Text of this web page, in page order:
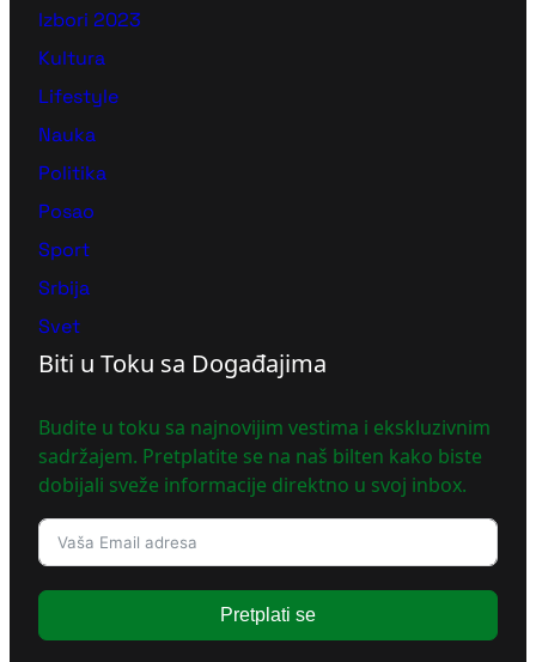
Izbori 2023
Kultura
Lifestyle
Nauka
Politika
Posao
Sport
Srbija
Svet
Biti u Toku sa Događajima
Budite u toku sa najnovijim vestima i ekskluzivnim
sadržajem. Pretplatite se na naš bilten kako biste
dobijali sveže informacije direktno u svoj inbox.
Pretplati se